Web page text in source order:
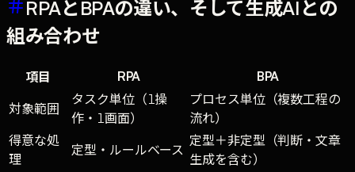
RPAとBPAの違い、そして生成AIとの
組み合わせ
項目 RPA BPA
対象範囲
タスク単位（1操
作・1画面）
プロセス単位（複数工程の
流れ）
得意な処
理
定型・ルールベース
定型＋非定型（判断・文章
生成を含む）